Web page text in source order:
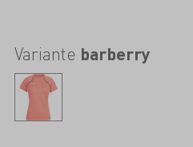
Variante barberry